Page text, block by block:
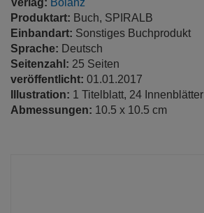
Verlag: Bolanz
Produktart: Buch, SPIRALB
Einbandart: Sonstiges Buchprodukt
Sprache: Deutsch
Seitenzahl: 25 Seiten
veröffentlicht: 01.01.2017
Illustration: 1 Titelblatt, 24 Innenblätter
Abmessungen: 10.5 x 10.5 cm